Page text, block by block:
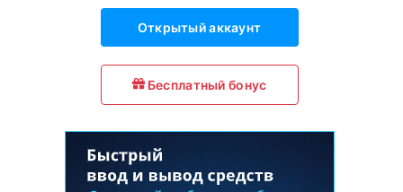
Открытый аккаунт
Бесплатный бонус